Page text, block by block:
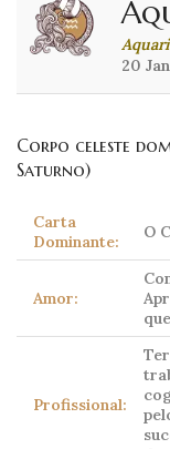
20
Corpo celeste
Saturno)
Carta
Dominante:
O
Amor:
Profissional: